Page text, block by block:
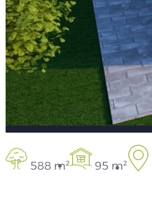
588 m² 95 m²